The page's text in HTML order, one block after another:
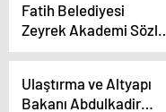
Fatih Belediyesi
Zeyrek Akademi Sözlü
Tarih Sempozyumu
Ulaştırma ve Altyapı
Bakanı Abdulkadir